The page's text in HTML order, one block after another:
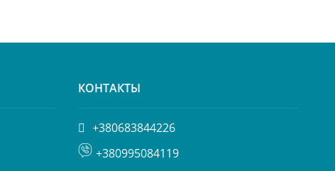
КОНТАКТЫ
+380683844226
+380995084119